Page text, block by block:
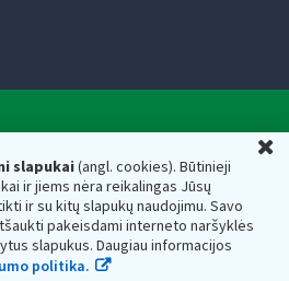
slapukai(angl. cookies). Būtinieji
ir jiems nėra reikalingas Jūsų
ir su kitų slapukų naudojimu. Savo
pakeisdami interneto naršyklės
slapukus. Daugiau informacijos
politika.
ministerijos
kodas — 188659752,
01107 Vilnius, Lietuva, el.paštas:
adresas 188659752
inspekciją prie Lietuvos
kaupiami ir saugomi Juridinių